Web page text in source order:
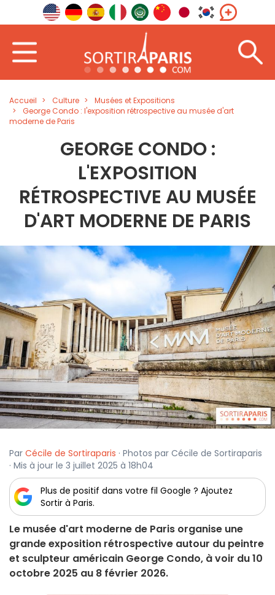
Accueil Culture
Musées et Expositions
George Condo : l'exposition rétrospective au musée d'art
moderne de Paris
GEORGE CONDO :
L'EXPOSITION
RÉTROSPECTIVE AU MUSÉE
D'ART MODERNE DE PARIS
Par Cécile de Sortiraparis · Photos par Cécile de Sortiraparis
· Mis à jour le 3 juillet 2025 à 18h04
Plus de positif dans votre fil Google ? Ajoutez
Sortir à Paris.
Le musée d'art moderne de Paris organise une
grande exposition rétrospective autour du peintre
et sculpteur américain George Condo, à voir du 10
octobre 2025 au 8 février 2026.